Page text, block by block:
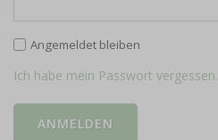
Angemeldet bleiben
Ich habe mein Passwort vergessen.